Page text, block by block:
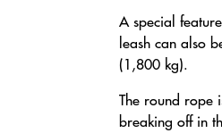
A special
leash can also
(1,800 kg).
The round rope
breaking off in